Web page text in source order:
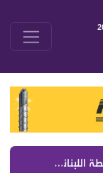
الشيخ الدكتور علي جابر السلطة اللبنانية تجلس مع الإسرائيلي لتخضع لشروطه رغم استمرار تدمير القرى